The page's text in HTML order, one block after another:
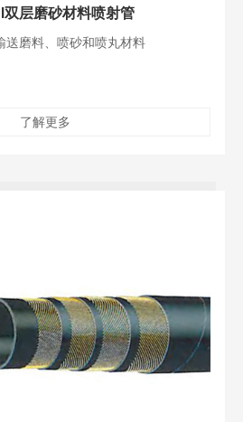
双层磨砂材料喷射管
送磨料、喷砂和喷丸材料
了解更多